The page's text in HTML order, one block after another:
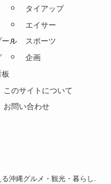
ール
タイアップ
エイサー
スポーツ
企画
このサイトについて
お問い合わせ
沖縄グルメ・観光・暮らし.